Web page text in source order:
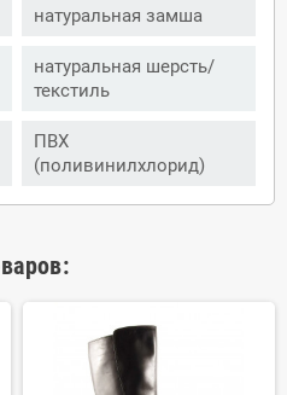
натуральная замша
натуральная шерсть/
текстиль
ПВХ
(поливинилхлорид)